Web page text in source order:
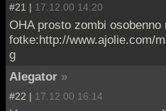
#21 | 17.12.00 14:20
OHA prosto zombi osobenno
fotke:http://www.ajolie.com/
g
Alegator »
#22 | 17.12.00 16:14